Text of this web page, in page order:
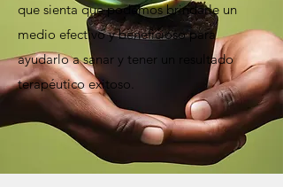
que sienta que podemos brindarle un
medio efectivo y beneficioso para
ayudarlo a sanar y tener un resultado
terapéutico exitoso.